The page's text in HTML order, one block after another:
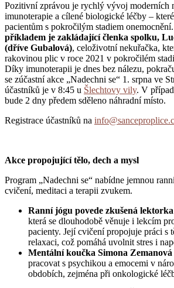
Pozitivní zprávou je rychlý vývoj moderních
imunoterapie a cílené biologické léčby –
pacientům s pokročilým stadiem onemocnění.
příkladem je zakládající členka spolku,
(dříve Gubalová), celoživotní nekuřačka,
rakovinou plic v roce 2021 v pokročilém
Díky imunoterapii je dnes bez nálezu,
se zúčastní akce „Nadechni se“ 1. srpna ve
účastníků je v 8:45 u Šlechtovy vily. V
bude 2 dny předem sděleno náhradní místo.
Registrace účastníků na
Akce propojující tělo, dech a mysl
Program „Nadechni se“ nabídne jemnou
cvičení, meditaci a terapii zvukem.
Ranní jógu povede zkušená
která se dlouhodobě věnuje i lekcím
pacienty. Její cvičení propojuje práci s
relaxaci, což pomáhá uvolnit stres i
Mentální koučka Simona Zemanová
pracovat s psychikou a emocemi v
obdobích, zejména při onkologické